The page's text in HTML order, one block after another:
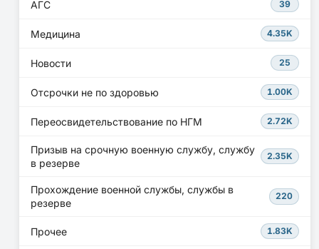
АГС 39
Медицина 4.35K
Новости 25
Отсрочки не по здоровью 1.00K
Переосвидетельствование по НГМ 2.72K
Призыв на срочную военную службу, службу
в резерве
2.35K
Прохождение военной службы, службы в
резерве
220
Прочее 1.83K